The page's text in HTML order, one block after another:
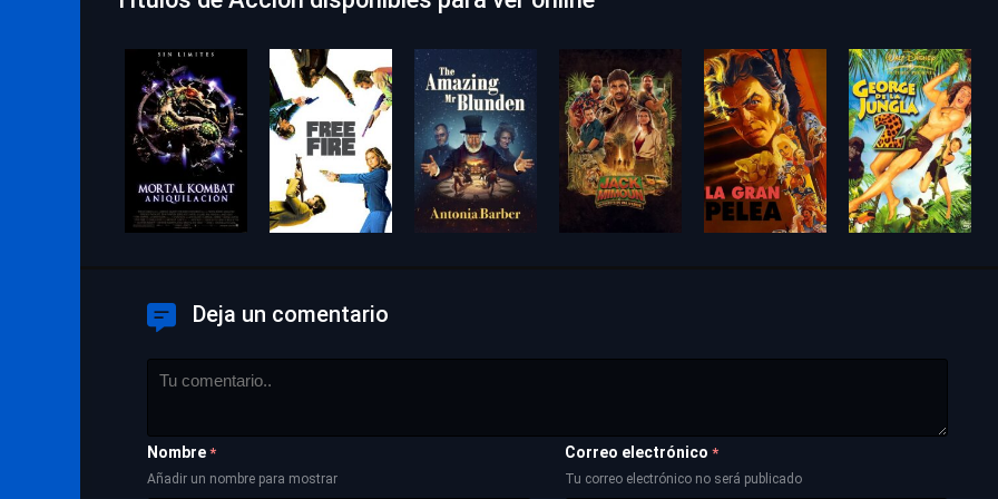
Deja un comentario
Nombre *
Añadir un nombre para mostrar
Correo electrónico *
Tu correo electrónico no será publicado